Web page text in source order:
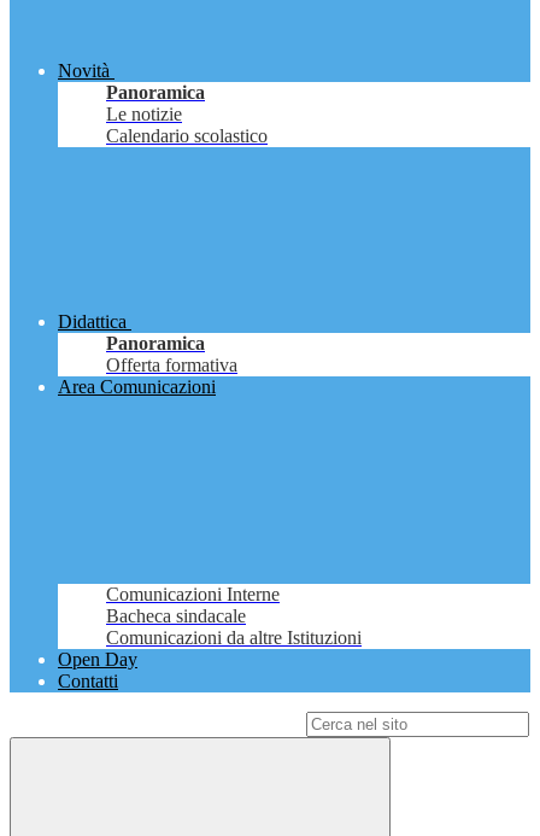
Novità
Panoramica
Le notizie
Calendario scolastico
Didattica
Panoramica
Offerta formativa
Area Comunicazioni
Comunicazioni Interne
Bacheca sindacale
Comunicazioni da altre Istituzioni
Open Day
Contatti